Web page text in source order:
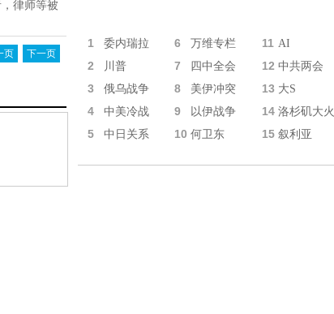
律师等被
页 下一页
1 委内瑞拉 6 万维专栏 11 AI
2 川普 7 四中全会 12 中共两会
3 俄乌战争 8 美伊冲突 13 大S
4 中美冷战 9 以伊战争 14 洛杉矶大火
5 中日关系 10 何卫东 15 叙利亚